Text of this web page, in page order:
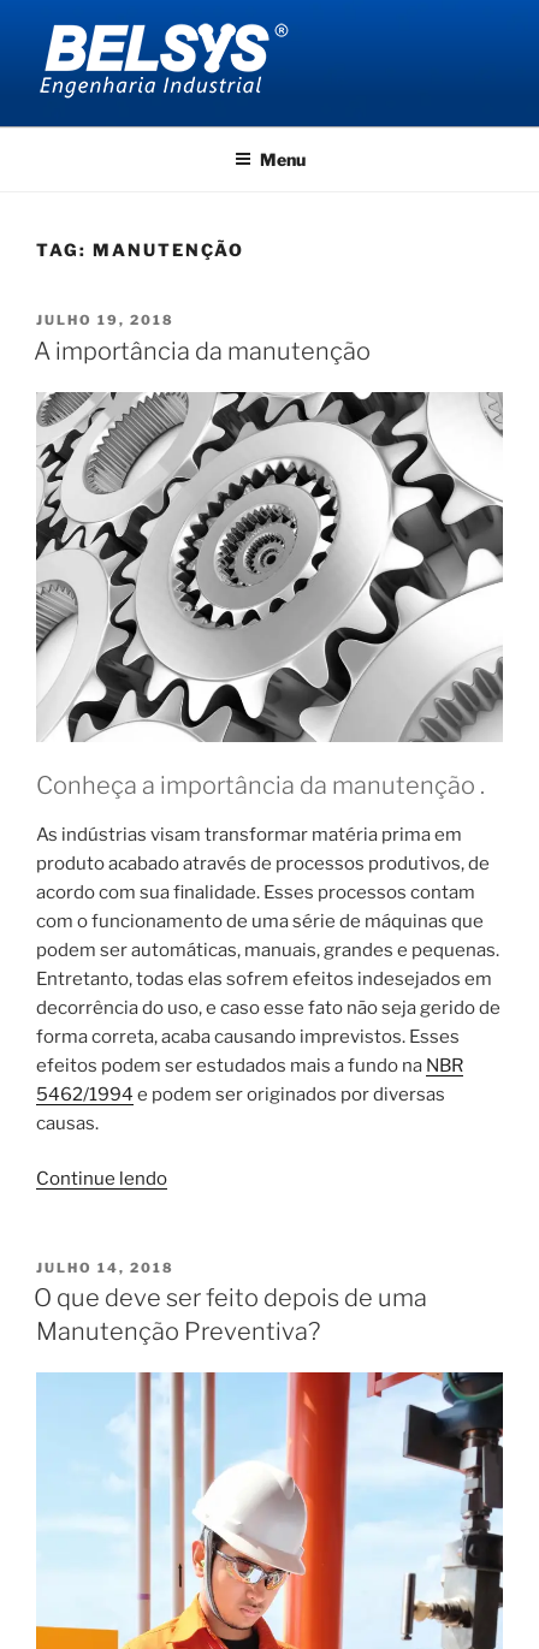
conteúdo
BELSYS ENGENHARIA
Menu
TAG: MANUTENÇÃO
PUBLICADO
EM
JULHO 19, 2018
A importância da manutenção
Conheça a importância da manutenção .
As indústrias visam transformar matéria prima em
produto acabado através de processos produtivos, de
acordo com sua finalidade. Esses processos contam
com o funcionamento de uma série de máquinas que
podem ser automáticas, manuais, grandes e pequenas.
Entretanto, todas elas sofrem efeitos indesejados em
decorrência do uso, e caso esse fato não seja gerido de
forma correta, acaba causando imprevistos. Esses
efeitos podem ser estudados mais a fundo na NBR
5462/1994 e podem ser originados por diversas
causas.
Continue lendo“A
manutenção”
PUBLICADO
EM
JULHO 14, 2018
O que deve ser feito depois de uma
Manutenção Preventiva?